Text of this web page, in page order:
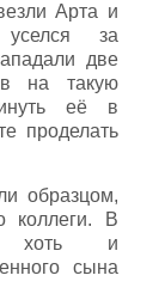
Арта и
за
две
на такую
её в
проделать
образцом,
коллеги. В
хоть и
сына